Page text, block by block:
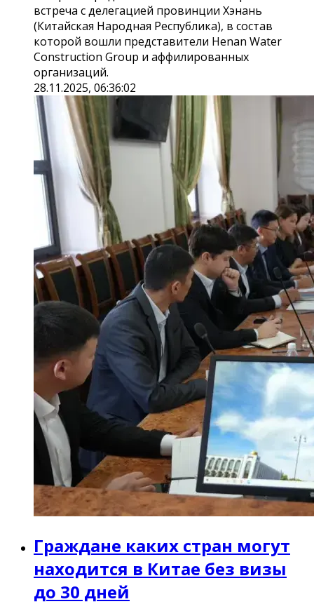
встреча с делегацией провинции Хэнань
(Китайская Народная Республика), в состав
которой вошли представители Henan Water
Construction Group и аффилированных
организаций.
28.11.2025, 06:36:02
Граждане каких стран могут
находится в Китае без визы
до 30 дней